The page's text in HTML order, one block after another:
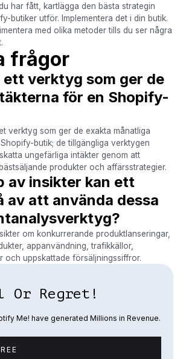
har fått, kartlägga den bästa strategin
butiker utför. Implementera det i din butik.
med olika metoder tills du ser några
frågor
ett verktyg som ger de
för en Shopify-
verktyg som ger de exakta månatliga
butik; de tillgängliga verktygen
ungefärliga intäkter genom att
produkter och affärsstrategier.
av insikter kan ett
av att använda dessa
om konkurrerande produktlanseringar,
appanvändning, trafikkällor,
och uppskattade försäljningssiffror.
Regret!
Me! have generated Millions in Revenue.